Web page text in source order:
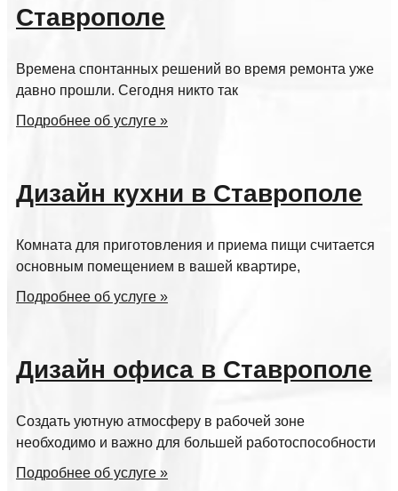
Ставрополе
Времена спонтанных решений во время ремонта уже
давно прошли. Сегодня никто так
Подробнее об услуге »
Дизайн кухни в Ставрополе
Комната для приготовления и приема пищи считается
основным помещением в вашей квартире,
Подробнее об услуге »
Дизайн офиса в Ставрополе
Создать уютную атмосферу в рабочей зоне
необходимо и важно для большей работоспособности
Подробнее об услуге »